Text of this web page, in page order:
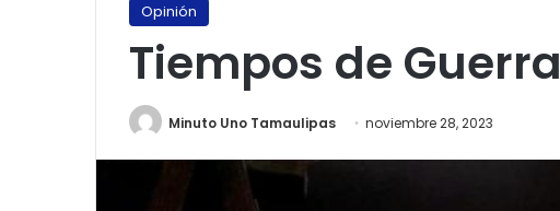
Opinión
Tiempos de Guerra
Minuto Uno Tamaulipas noviembre 28, 2023